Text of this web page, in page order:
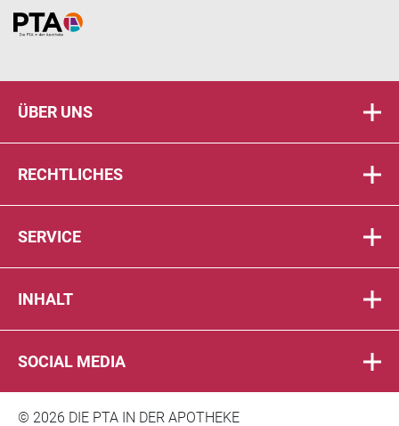
Home
ÜBER UNS
RECHTLICHES
SERVICE
INHALT
SOCIAL MEDIA
© 2026 DIE PTA IN DER APOTHEKE